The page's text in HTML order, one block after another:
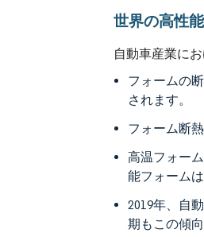
世界の高性
自動車産業に
フォームの
されます。
フォーム断
高温フォー
能フォーム
2019年、自
期もこの傾